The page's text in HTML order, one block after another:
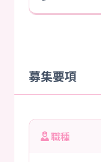
募集要項
職種